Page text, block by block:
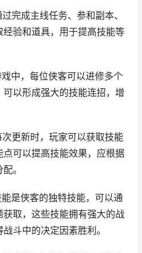
完成主线任务、参和副本、
验和道具，用于提高技能等
中，每位侠客可以进修多个
以形成强大的技能连招，增
更新时，玩家可以获取技能
可以提高技能效果，应根据
。
是侠客的独特技能，可以通
取，这些技能拥有强大的战
斗中的决定因素胜利。